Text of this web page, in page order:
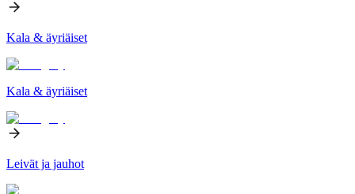
Kala & äyriäiset
Kala & äyriäiset
Leivät ja jauhot